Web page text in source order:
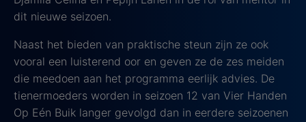
dit nieuwe seizoen.
Naast het bieden van praktische steun zijn ze ook
vooral een luisterend oor en geven ze de zes meiden
die meedoen aan het programma eerlijk advies. De
tienermoeders worden in seizoen 12 van Vier Handen
Op Eén Buik langer gevolgd dan in eerdere seizoenen